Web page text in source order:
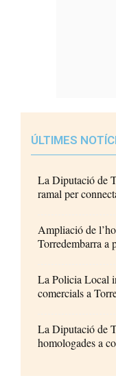
ÚLTIMES
La Diputació de
ramal per
Ampliació de
Torredembarra a
La Policia Local
comercials a
La Diputació de
homologades a